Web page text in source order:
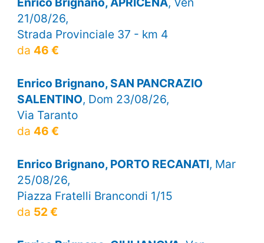
21/08/26,
Strada Provinciale 37 - km 4
da 46 €
Enrico Brignano, SAN PANCRAZIO
SALENTINO, Dom 23/08/26,
Via Taranto
da 46 €
Enrico Brignano, PORTO RECANATI, Mar
25/08/26,
Piazza Fratelli Brancondi 1/15
da 52 €